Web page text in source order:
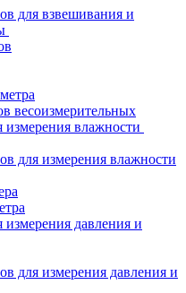
для взвешивания и
весоизмерительных
влажности
для измерения влажности
давления и
для измерения давления и